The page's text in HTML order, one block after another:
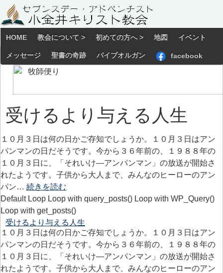
HOME 教会について > 初めての方へ > 地図 イベント
メッセージ 聖書の奇跡 パイプオルガン facebook
受けるより与える人生
１０月３日は何の日かご存知でしょうか。１０月３日はアン
パンマンの日だそうです。今から３６年前の、１９８８年の
１０月３日に、「それいけ―アンパンマン」の放送が開始さ
れたようです。子供から大人まで、みんなのヒーローのアン
パン… 続きを読む
Default Loop Loop with query_posts() Loop with WP_Query()
Loop with get_posts()
受けるより与える人生
１０月３日は何の日かご存知でしょうか。１０月３日はアン
パンマンの日だそうです。今から３６年前の、１９８８年の
１０月３日に、「それいけ―アンパンマン」の放送が開始さ
れたようです。子供から大人まで、みんなのヒーローのアン